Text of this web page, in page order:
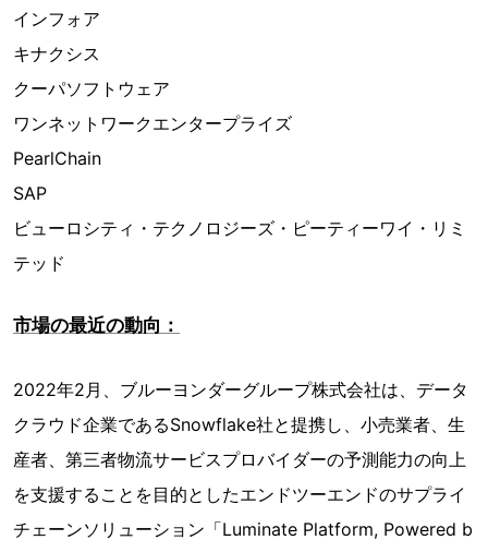
インフォア
キナクシス
クーパソフトウェア
ワンネットワークエンタープライズ
PearlChain
SAP
ビューロシティ・テクノロジーズ・ピーティーワイ・リミ
テッド
市場の最近の動向：
2022年2月、ブルーヨンダーグループ株式会社は、データ
クラウド企業であるSnowflake社と提携し、小売業者、生
産者、第三者物流サービスプロバイダーの予測能力の向上
を支援することを目的としたエンドツーエンドのサプライ
チェーンソリューション「Luminate Platform, Powered b